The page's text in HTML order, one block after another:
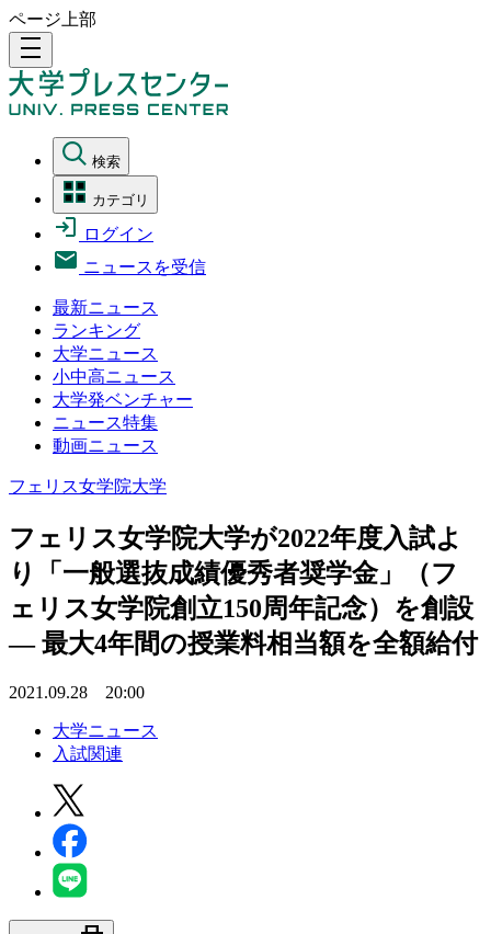
ページ上部
density_medium
検索
カテゴリ
ログイン
ニュースを受信
最新ニュース
ランキング
大学ニュース
小中高ニュース
大学発ベンチャー
ニュース特集
動画ニュース
フェリス女学院大学
フェリス女学院大学が2022年度入試よ
り「一般選抜成績優秀者奨学金」（フ
ェリス女学院創立150周年記念）を創設
— 最大4年間の授業料相当額を全額給付
2021.09.28 20:00
大学ニュース
入試関連